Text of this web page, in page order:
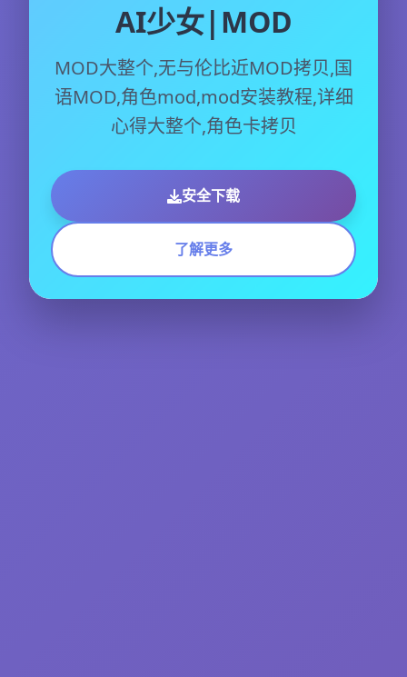
AI少女|MOD
MOD大整个,无与伦比近MOD拷贝,国
语MOD,角色mod,mod安装教程,详细
心得大整个,角色卡拷贝
安全下载
了解更多